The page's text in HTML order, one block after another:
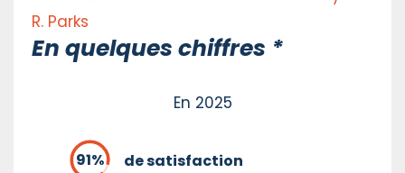
R. Parks
En quelques chiffres *
En 2025
de satisfaction